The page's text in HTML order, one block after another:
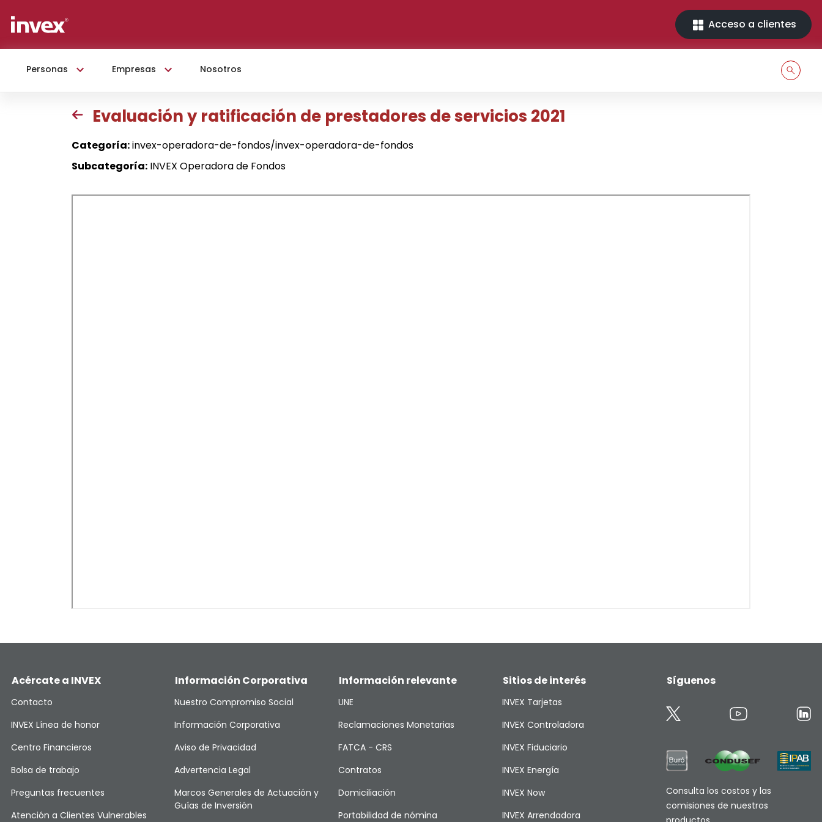
Acceso a clientes
Personas Empresas Nosotros
Evaluación y ratificación de prestadores de servicios 2021
Categoría:invex-operadora-de-fondos/invex-operadora-de-fondos
Subcategoría: INVEX Operadora de Fondos
Acércate a INVEX
Contacto
INVEX Línea de honor
Centro Financieros
Bolsa de trabajo
Preguntas frecuentes
Atención a Clientes Vulnerables
Información Corporativa
Nuestro Compromiso Social
Información Corporativa
Aviso de Privacidad
Advertencia Legal
Marcos Generales de Actuación y
Guías de Inversión
Información relevante
UNE
Reclamaciones Monetarias
FATCA - CRS
Contratos
Domiciliación
Portabilidad de nómina
Sitios de interés
INVEX Tarjetas
INVEX Controladora
INVEX Fiduciario
INVEX Energía
INVEX Now
INVEX Arrendadora
Síguenos
Consulta los costos y las
comisiones de nuestros